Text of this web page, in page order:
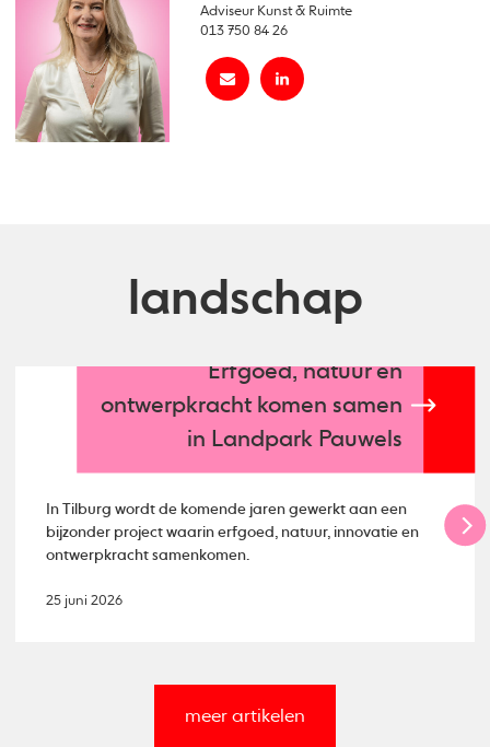
Adviseur Kunst & Ruimte
013 750 84 26
landschap
Erfgoed, natuur en
ontwerpkracht komen samen
in Landpark Pauwels
In Tilburg wordt de komende jaren gewerkt aan een
bijzonder project waarin erfgoed, natuur, innovatie en
ontwerpkracht samenkomen.
25 juni 2026
meer artikelen